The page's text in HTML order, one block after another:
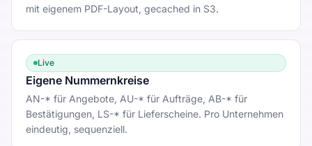
mit eigenem PDF-Layout, gecached in S3.
Live
Eigene Nummernkreise
AN-* für Angebote, AU-* für Aufträge, AB-* für
Bestätigungen, LS-* für Lieferscheine. Pro Unternehmen
eindeutig, sequenziell.